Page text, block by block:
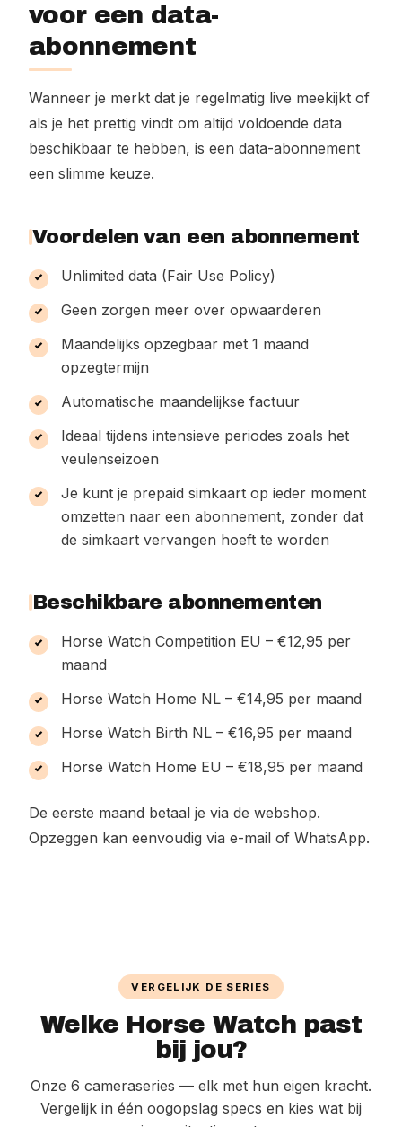
voor een data-
abonnement
Wanneer je merkt dat je regelmatig live meekijkt of
als je het prettig vindt om altijd voldoende data
beschikbaar te hebben, is een data-abonnement
een slimme keuze.
Voordelen van een abonnement
Unlimited data (Fair Use Policy)
Geen zorgen meer over opwaarderen
Maandelijks opzegbaar met 1 maand
opzegtermijn
Automatische maandelijkse factuur
Ideaal tijdens intensieve periodes zoals het
veulenseizoen
Je kunt je prepaid simkaart op ieder moment
omzetten naar een abonnement, zonder dat
de simkaart vervangen hoeft te worden
Beschikbare abonnementen
Horse Watch Competition EU – €12,95 per
maand
Horse Watch Home NL – €14,95 per maand
Horse Watch Birth NL – €16,95 per maand
Horse Watch Home EU – €18,95 per maand
De eerste maand betaal je via de webshop.
Opzeggen kan eenvoudig via e-mail of WhatsApp.
VERGELIJK DE SERIES
Welke Horse Watch past
bij jou?
Onze 6 cameraseries — elk met hun eigen kracht.
Vergelijk in één oogopslag specs en kies wat bij